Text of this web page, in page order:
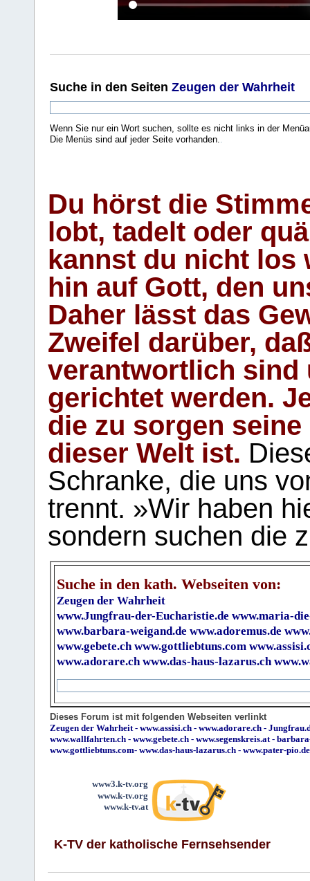
Suche in den Seiten Zeugen der Wahrheit
Wenn Sie nur ein Wort suchen, sollte es nicht links in der
Die Menüs sind auf jeder Seite vorhanden..
Du hörst die
lobt, tadelt oder
kannst du nicht los
hin auf Gott, den
Daher lässt das
Zweifel darüber,
verantwortlich sind
gerichtet werden.
die zu sorgen
dieser Welt ist.
Schranke, die uns
trennt. »Wir haben
sondern suchen die
Suche in den kath. Webseiten von:
Zeugen der Wahrheit
www.Jungfrau-der-Eucharistie.de www.maria-
www.barbara-weigand.de www.adoremus.de
www.gebete.ch www.gottliebtuns.com
www.adorare.ch www.das-haus-lazarus.ch
Dieses Forum ist mit folgenden Webseiten verlinkt
Zeugen der Wahrheit- www.assisi.ch - www.adorare.ch -
www.wallfahrten.ch - www.gebete.ch - www.segenskreis.at-
www.gottliebtuns.com- www.das-haus-lazarus.ch - www.pater-pio.de
www3.k-tv.org
www.k-tv.org
www.k-tv.at
K-TV der katholische Fernsehsender